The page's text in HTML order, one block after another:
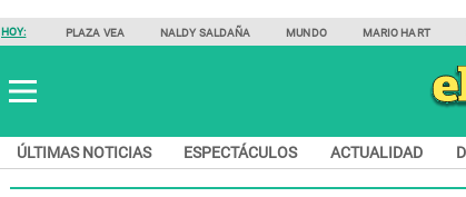
HOY: PLAZA VEA NALDY SALDAÑA MUNDO MARIO HART
ÚLTIMAS NOTICIAS ESPECTÁCULOS ACTUALIDAD